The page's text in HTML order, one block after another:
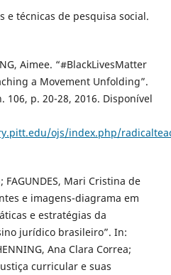
e técnicas de pesquisa social.
Aimee. “#BlackLivesMatter
a Movement Unfolding”.
106, p. 20-28, 2016. Disponível
ojs/index.php/
FAGUNDES, Mari Cristina de
e imagens-diagrama em
e estratégias da
jurídico brasileiro”. In:
Ana Clara Correa;
curricular e suas